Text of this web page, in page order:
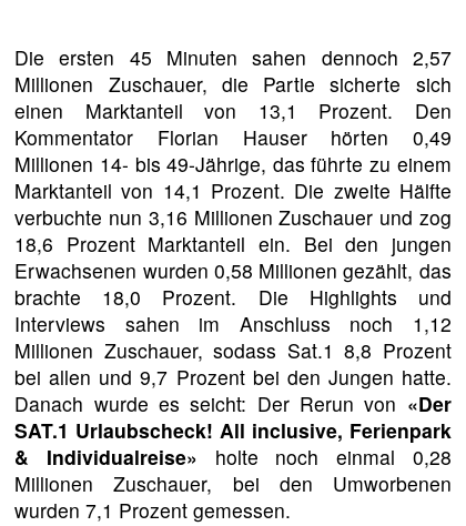
Die ersten 45 Minuten sahen dennoch 2,57
Millionen Zuschauer, die Partie sicherte sich
einen Marktanteil von 13,1 Prozent. Den
Kommentator Florian Hauser hörten 0,49
Millionen 14- bis 49-Jährige, das führte zu einem
Marktanteil von 14,1 Prozent. Die zweite Hälfte
verbuchte nun 3,16 Millionen Zuschauer und zog
18,6 Prozent Marktanteil ein. Bei den jungen
Erwachsenen wurden 0,58 Millionen gezählt, das
brachte 18,0 Prozent. Die Highlights und
Interviews sahen im Anschluss noch 1,12
Millionen Zuschauer, sodass Sat.1 8,8 Prozent
bei allen und 9,7 Prozent bei den Jungen hatte.
Danach wurde es seicht: Der Rerun von «Der
SAT.1 Urlaubscheck! All inclusive, Ferienpark
& Individualreise» holte noch einmal 0,28
Millionen Zuschauer, bei den Umworbenen
wurden 7,1 Prozent gemessen.